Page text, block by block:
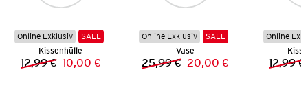
Online Exklusiv
SALE
Kissenhülle
Vorheriger Preis:
12,99 € Neuer Preis:
10,00 €
Online Exklusiv
SALE
Vase
Vorheriger Preis:
25,99 € Neuer Preis:
20,00 €
Online
12,99 €